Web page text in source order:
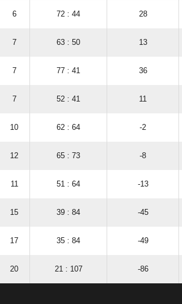
6 72 : 44 28
7 63 : 50 13
7 77 : 41 36
7 52 : 41 11
10 62 : 64 -2
12 65 : 73 -8
11 51 : 64 -13
15 39 : 84 -45
17 35 : 84 -49
20 21 : 107 -86